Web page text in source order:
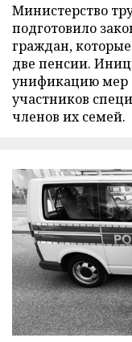
Министерство
подготовило
граждан,
две пенсии.
унификацию мер
участников
членов их семей.